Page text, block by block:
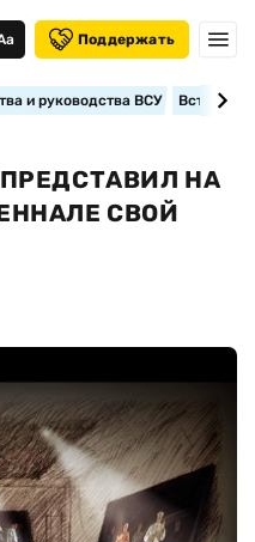
Поддержать
и руководства ВСУ
НА
СВОЙ